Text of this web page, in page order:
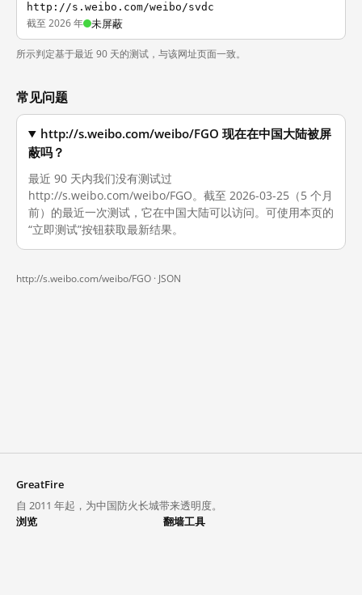
http://s.weibo.com/weibo/svdc
截至 2026 年 未屏蔽
所示判定基于最近 90 天的测试，与该网址页面一致。
常见问题
http://s.weibo.com/weibo/FGO 现在在中国大陆被屏
蔽吗？
最近 90 天内我们没有测试过
http://s.weibo.com/weibo/FGO。截至 2026-03-25（5 个月
前）的最近一次测试，它在中国大陆可以访问。可使用本页的
“立即测试”按钮获取最新结果。
http://s.weibo.com/weibo/FGO · JSON
GreatFire
自 2011 年起，为中国防火长城带来透明度。
浏览
翻墙工具